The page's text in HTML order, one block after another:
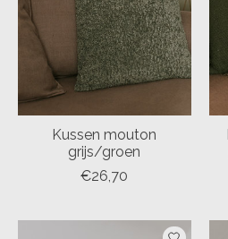
Kussen mouton
grijs/groen
€26,70